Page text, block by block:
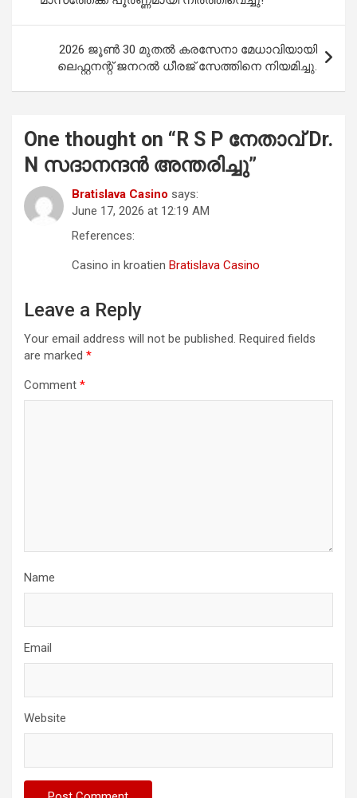
k
p
2026 ജൂൺ 30 മുതൽ കരസേനാ മേധാവിയായി
ലെഫ്റ്റനന്റ് ജനറൽ ധീരജ് സേത്തിനെ നിയമിച്ചു.
One thought on “ R S P നേതാവ് Dr.
N സദാനന്ദൻ അന്തരിച്ചു”
Bratislava Casino says:
June 17, 2026 at 12:19 AM
References:
Casino in kroatien Bratislava Casino
Leave a Reply
Your email address will not be published. Required fields
are marked *
Comment *
Name
Email
Website